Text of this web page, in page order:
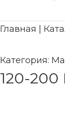
Главная
Категория:
120-200